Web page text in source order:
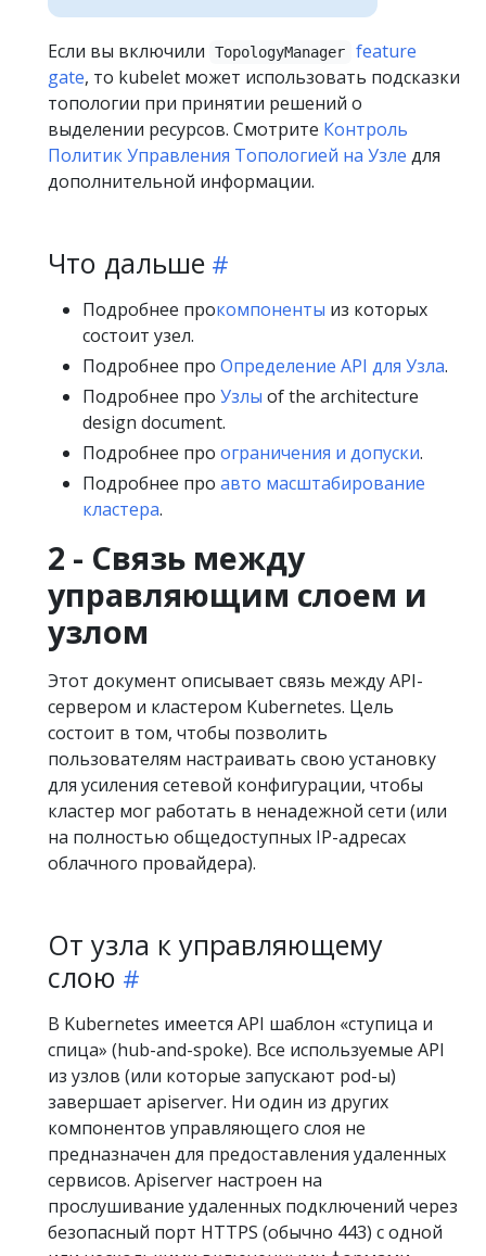
Если вы включили TopologyManager
feature
gate, то kubelet может использовать подсказки
топологии при принятии решений о
выделении ресурсов. Смотрите Контроль
Политик Управления Топологией на Узле для
дополнительной информации.
Что дальше
Подробнее прокомпоненты из которых
состоит узел.
Подробнее про Определение API для Узла.
Подробнее про Узлы of the architecture
design document.
Подробнее про ограничения и допуски.
Подробнее про авто масштабирование
кластера.
2 - Связь между
управляющим слоем и
узлом
Этот документ описывает связь между API-
сервером и кластером Kubernetes. Цель
состоит в том, чтобы позволить
пользователям настраивать свою установку
для усиления сетевой конфигурации, чтобы
кластер мог работать в ненадежной сети (или
на полностью общедоступных IP-адресах
облачного провайдера).
От узла к управляющему
слою
В Kubernetes имеется API шаблон «ступица и
спица» (hub-and-spoke). Все используемые API
из узлов (или которые запускают pod-ы)
завершает apiserver. Ни один из других
компонентов управляющего слоя не
предназначен для предоставления удаленных
сервисов. Apiserver настроен на
прослушивание удаленных подключений через
безопасный порт HTTPS (обычно 443) с одной